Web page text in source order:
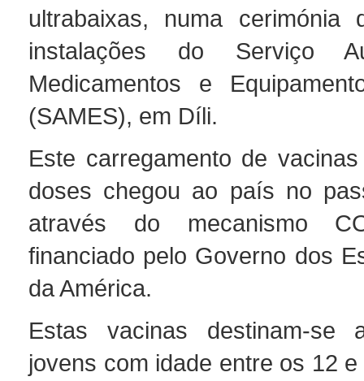
ultrabaixas, numa cerimónia
instalações do Serviço
Medicamentos e
(SAMES), em Díli.
Este carregamento de
doses chegou ao país no
através do mecanismo
financiado pelo Governo dos
da América.
Estas vacinas destinam-se
jovens com idade entre os 12